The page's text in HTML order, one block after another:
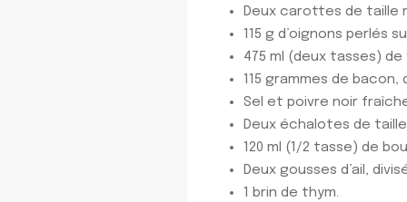
Deux carottes de taille
115 g d’oignons perlés
475 ml (deux tasses)
115 grammes de
Sel et poivre noir
Deux échalotes de
120 ml (1/2 tasse) de
Deux gousses d’ail,
1 brin de thym.